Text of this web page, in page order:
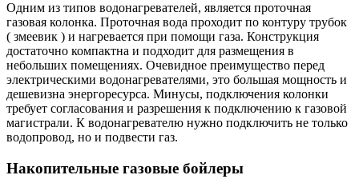
Одним из типов водонагревателей, является проточная
газовая колонка. Проточная вода проходит по контуру трубок
( змеевик ) и нагревается при помощи газа. Конструкция
достаточно компактна и подходит для размещения в
небольших помещениях. Очевидное преимущество перед
электрическими водонагревателями, это большая мощность и
дешевизна энергоресурса. Минусы, подключения колонки
требует согласования и разрешения к подключению к газовой
магистрали. К водонагревателю нужно подключить не только
водопровод, но и подвести газ.
Накопительные газовые бойлеры